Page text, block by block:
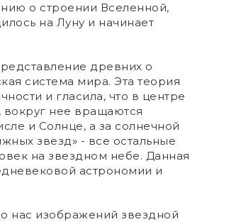
о строении Вселенной,
на Луну и начинает
древних о
система мира. Эта теория
и гласила, что в центре
вокруг нее вращаются
и Солнце, а за солнечной
звезд» - все остальные
на звездном небе. Данная
астрономии и
нас изображений звездной